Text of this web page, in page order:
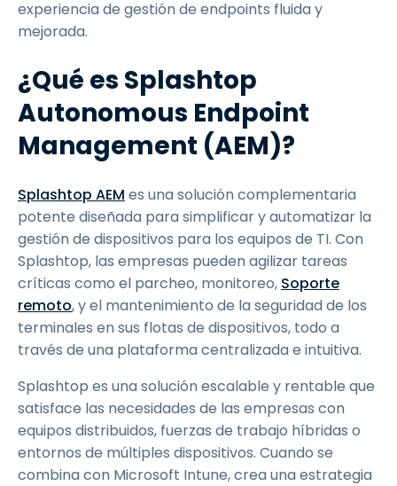
experiencia de gestión de endpoints fluida y
mejorada.
¿Qué es Splashtop
Autonomous Endpoint
Management (AEM)?
Splashtop AEM es una solución complementaria
potente diseñada para simplificar y automatizar la
gestión de dispositivos para los equipos de TI. Con
Splashtop, las empresas pueden agilizar tareas
críticas como el parcheo, monitoreo, Soporte
remoto, y el mantenimiento de la seguridad de los
terminales en sus flotas de dispositivos, todo a
través de una plataforma centralizada e intuitiva.
Splashtop es una solución escalable y rentable que
satisface las necesidades de las empresas con
equipos distribuidos, fuerzas de trabajo híbridas o
entornos de múltiples dispositivos. Cuando se
combina con Microsoft Intune, crea una estrategia